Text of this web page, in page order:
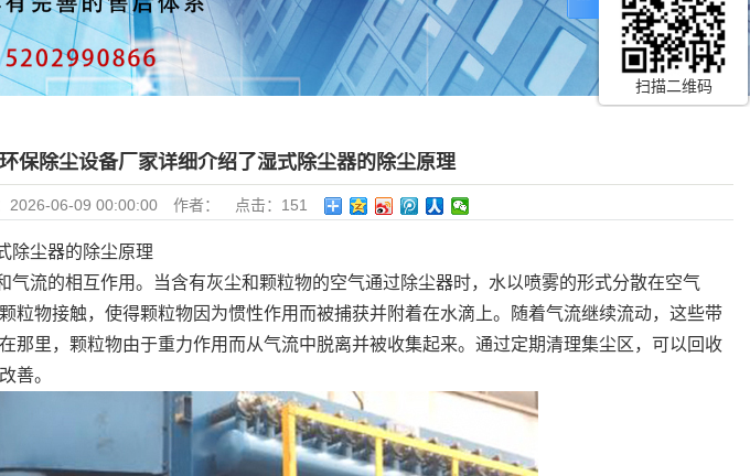
保除尘设备厂家详细介绍了湿式除尘器的除尘原理
2026-06-09 00:00:00 作者： 点击： 151
除尘器的除尘原理
气流的相互作用。当含有灰尘和颗粒物的空气通过除尘器时，水以喷雾的形式分散在空气
粒物接触，使得颗粒物因为惯性作用而被捕获并附着在水滴上。随着气流继续流动，这些带
那里，颗粒物由于重力作用而从气流中脱离并被收集起来。通过定期清理集尘区，可以回收
善。
扫描二维码